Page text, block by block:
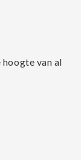
van al